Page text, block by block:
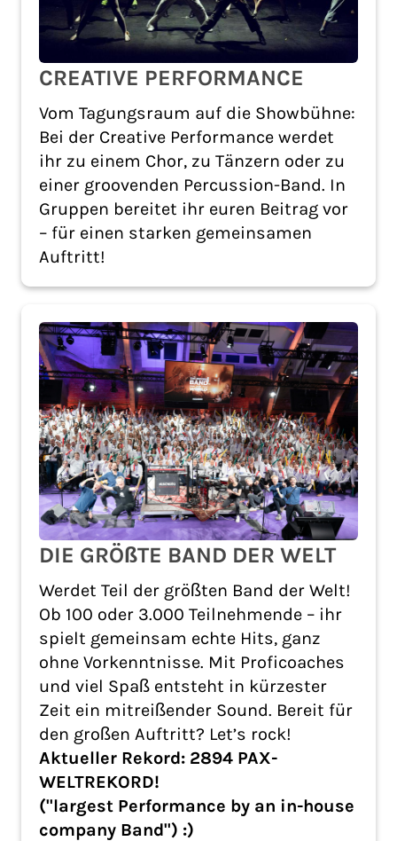
CREATIVE PERFORMANCE
Vom Tagungsraum auf die Showbühne:
Bei der Creative Performance werdet
ihr zu einem Chor, zu Tänzern oder zu
einer groovenden Percussion-Band. In
Gruppen bereitet ihr euren Beitrag vor
– für einen starken gemeinsamen
Auftritt!
DIE GRÖßTE BAND DER WELT
Werdet Teil der größten Band der Welt!
Ob 100 oder 3.000 Teilnehmende – ihr
spielt gemeinsam echte Hits, ganz
ohne Vorkenntnisse. Mit Proficoaches
und viel Spaß entsteht in kürzester
Zeit ein mitreißender Sound. Bereit für
den großen Auftritt? Let’s rock!
Aktueller Rekord: 2894 PAX-
WELTREKORD!
("largest Performance by an in-house
company Band") :)